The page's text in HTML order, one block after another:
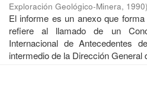
Exploración Geológico-Minera, 1990)
El informe es un anexo que
refiere al llamado de un
Internacional de Antecedentes
intermedio de la Dirección General